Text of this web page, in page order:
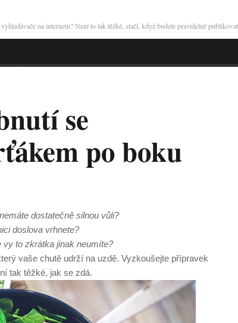
na internetu? Není to tak těžké, stačí, když budete pravidelně
se
po boku
dostatečně silnou vůli?
doslova vrhnete?
to zkrátka jinak neumíte?
vaše chutě udrží na uzdě. Vyzkoušejte přípravek
tak těžké, jak se zdá.